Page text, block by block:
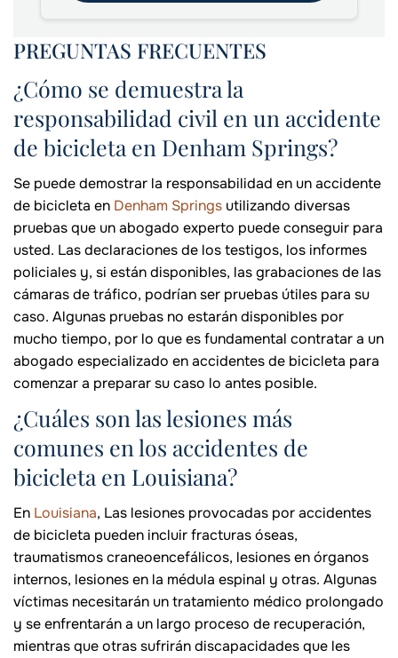
PREGUNTAS FRECUENTES
¿Cómo se demuestra la
responsabilidad civil en un accidente
de bicicleta en Denham Springs?
Se puede demostrar la responsabilidad en un accidente
de bicicleta en Denham Springs utilizando diversas
pruebas que un abogado experto puede conseguir para
usted. Las declaraciones de los testigos, los informes
policiales y, si están disponibles, las grabaciones de las
cámaras de tráfico, podrían ser pruebas útiles para su
caso. Algunas pruebas no estarán disponibles por
mucho tiempo, por lo que es fundamental contratar a un
abogado especializado en accidentes de bicicleta para
comenzar a preparar su caso lo antes posible.
¿Cuáles son las lesiones más
comunes en los accidentes de
bicicleta en Louisiana?
En Louisiana, Las lesiones provocadas por accidentes
de bicicleta pueden incluir fracturas óseas,
traumatismos craneoencefálicos, lesiones en órganos
internos, lesiones en la médula espinal y otras. Algunas
víctimas necesitarán un tratamiento médico prolongado
y se enfrentarán a un largo proceso de recuperación,
mientras que otras sufrirán discapacidades que les